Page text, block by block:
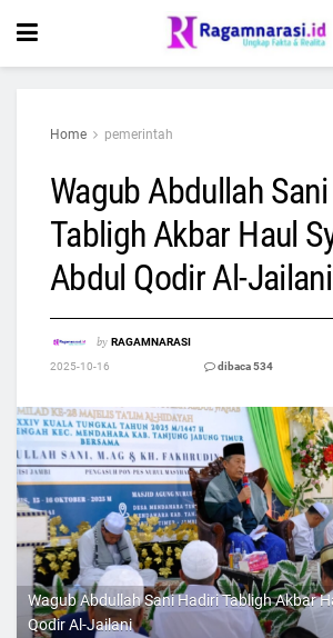
Home pemerintah
Wagub Abdullah
Tabligh Akbar Haul
Abdul Qodir Al-Jailani
by RAGAMNARASI
2025-10-16
dibaca 534
Wagub Abdullah Sani Hadiri Tabligh Akbar
Qodir Al-Jailani